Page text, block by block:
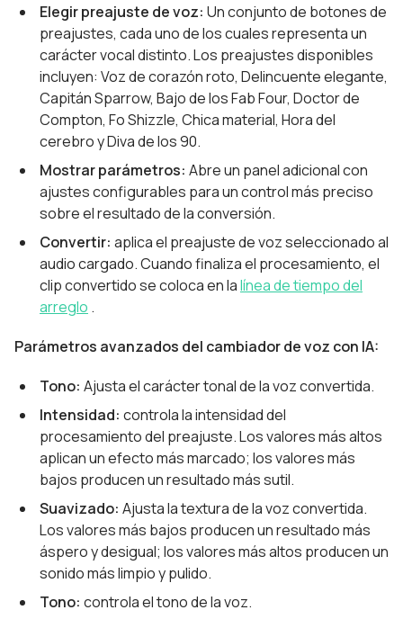
Elegir preajuste de voz: Un conjunto de botones de
preajustes, cada uno de los cuales representa un
carácter vocal distinto. Los preajustes disponibles
incluyen: Voz de corazón roto, Delincuente elegante,
Capitán Sparrow, Bajo de los Fab Four, Doctor de
Compton, Fo Shizzle, Chica material, Hora del
cerebro y Diva de los 90.
Mostrar parámetros: Abre un panel adicional con
ajustes configurables para un control más preciso
sobre el resultado de la conversión.
Convertir: aplica el preajuste de voz seleccionado al
audio cargado. Cuando finaliza el procesamiento, el
clip convertido se coloca en lalínea de tiempo del
arreglo .
Parámetros avanzados del cambiador de voz con IA:
Tono: Ajusta el carácter tonal de la voz convertida.
Intensidad: controla la intensidad del
procesamiento del preajuste. Los valores más altos
aplican un efecto más marcado; los valores más
bajos producen un resultado más sutil.
Suavizado: Ajusta la textura de la voz convertida.
Los valores más bajos producen un resultado más
áspero y desigual; los valores más altos producen un
sonido más limpio y pulido.
Tono: controla el tono de la voz.